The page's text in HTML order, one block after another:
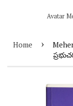
Avatar
Home ›